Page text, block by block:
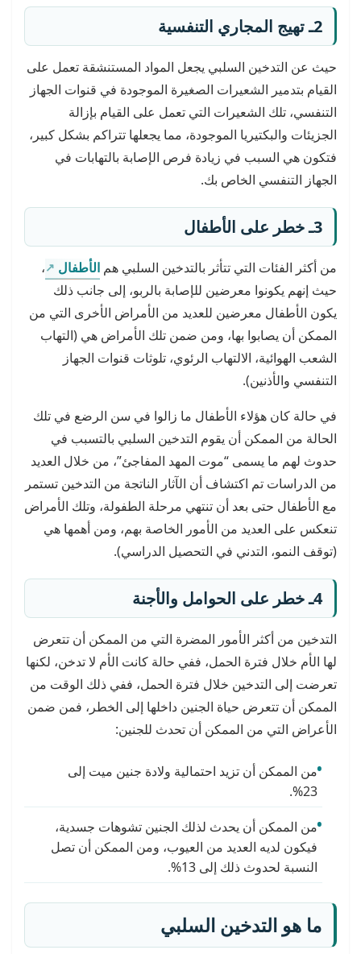
2ـ تهيج المجاري التنفسية
حيث عن التدخين السلبي يجعل المواد المستنشقة تعمل على
القيام بتدمير الشعيرات الصغيرة الموجودة في قنوات الجهاز
التنفسي، تلك الشعيرات التي تعمل على القيام بإزالة
الجزيئات والبكتيريا الموجودة، مما يجعلها تتراكم بشكل كبير،
فتكون هي السبب في زيادة فرص الإصابة بالتهابات في
الجهاز التنفسي الخاص بك.
3ـ خطر على الأطفال
من أكثر الفئات التي تتأثر بالتدخين السلبي هم الأطفال
،
حيث إنهم يكونوا معرضين للإصابة بالربو، إلى جانب ذلك
يكون الأطفال معرضين للعديد من الأمراض الأخرى التي من
الممكن أن يصابوا بها، ومن ضمن تلك الأمراض هي (التهاب
الشعب الهوائية، الالتهاب الرئوي، تلوثات قنوات الجهاز
التنفسي والأذنين).
في حالة كان هؤلاء الأطفال ما زالوا في سن الرضع في تلك
الحالة من الممكن أن يقوم التدخين السلبي بالتسبب في
حدوث لهم ما يسمى “موت المهد المفاجئ”، من خلال العديد
من الدراسات تم اكتشاف أن الآثار الناتجة من التدخين تستمر
مع الأطفال حتى بعد أن تنتهي مرحلة الطفولة، وتلك الأمراض
تنعكس على العديد من الأمور الخاصة بهم، ومن أهمها هي
(توقف النمو، التدني في التحصيل الدراسي).
4ـ خطر على الحوامل والأجنة
التدخين من أكثر الأمور المضرة التي من الممكن أن تتعرض
لها الأم خلال فترة الحمل، ففي حالة كانت الأم لا تدخن، لكنها
تعرضت إلى التدخين خلال فترة الحمل، ففي ذلك الوقت من
الممكن أن تتعرض حياة الجنين داخلها إلى الخطر، فمن ضمن
الأعراض التي من الممكن أن تحدث للجنين:
من الممكن أن تزيد احتمالية ولادة جنين ميت إلى
23%.
من الممكن أن يحدث لذلك الجنين تشوهات جسدية،
فيكون لديه العديد من العيوب، ومن الممكن أن تصل
النسبة لحدوث ذلك إلى 13%.
ما هو التدخين السلبي